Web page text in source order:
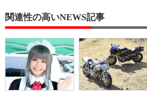
関連性の高いNEWS記事